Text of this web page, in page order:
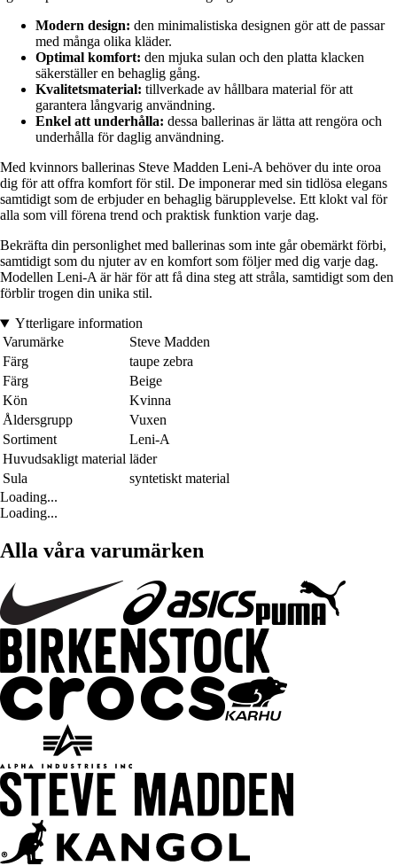
Modern design: den minimalistiska designen gör att de passar
med många olika kläder.
Optimal komfort: den mjuka sulan och den platta klacken
säkerställer en behaglig gång.
Kvalitetsmaterial: tillverkade av hållbara material för att
garantera långvarig användning.
Enkel att underhålla: dessa ballerinas är lätta att rengöra och
underhålla för daglig användning.
Med kvinnors ballerinas Steve Madden Leni-A behöver du inte oroa
dig för att offra komfort för stil. De imponerar med sin tidlösa elegans
samtidigt som de erbjuder en behaglig bärupplevelse. Ett klokt val för
alla som vill förena trend och praktisk funktion varje dag.
Bekräfta din personlighet med ballerinas som inte går obemärkt förbi,
samtidigt som du njuter av en komfort som följer med dig varje dag.
Modellen Leni-A är här för att få dina steg att stråla, samtidigt som den
förblir trogen din unika stil.
Ytterligare information
Varumärke
Steve Madden
Färg
taupe zebra
Färg
Beige
Kön
Kvinna
Åldersgrupp
Vuxen
Sortiment
Leni-A
Huvudsakligt material läder
Sula
syntetiskt material
Loading...
Loading...
Alla våra varumärken